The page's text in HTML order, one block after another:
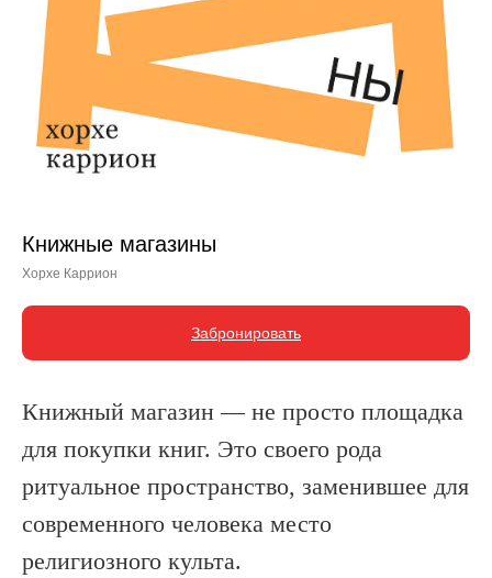
Книжные магазины
Хорхе Каррион
Забронировать
Книжный магазин — не просто площадка
для покупки книг. Это своего рода
ритуальное пространство, заменившее для
современного человека место
религиозного культа.